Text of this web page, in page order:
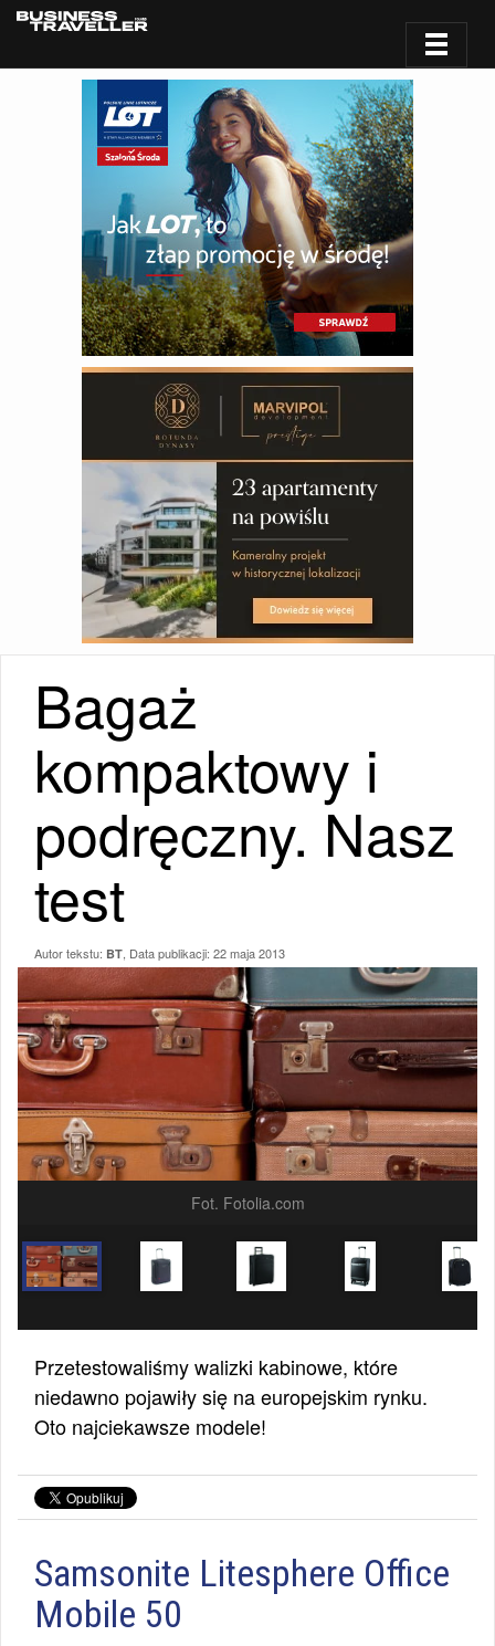
Bagaż
kompaktowy i
podręczny. Nasz
test
Autor tekstu: BT , Data publikacji: 22 maja 2013
Fot. Fotolia.com
Przetestowaliśmy walizki kabinowe, które
niedawno pojawiły się na europejskim rynku.
Oto najciekawsze modele!
Samsonite Litesphere Office
Mobile 50